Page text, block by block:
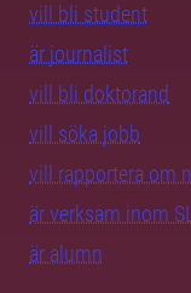
vill bli student
är journalist
vill bli doktorand
vill söka jobb
vill rapportera om
är verksam inom
är alumn